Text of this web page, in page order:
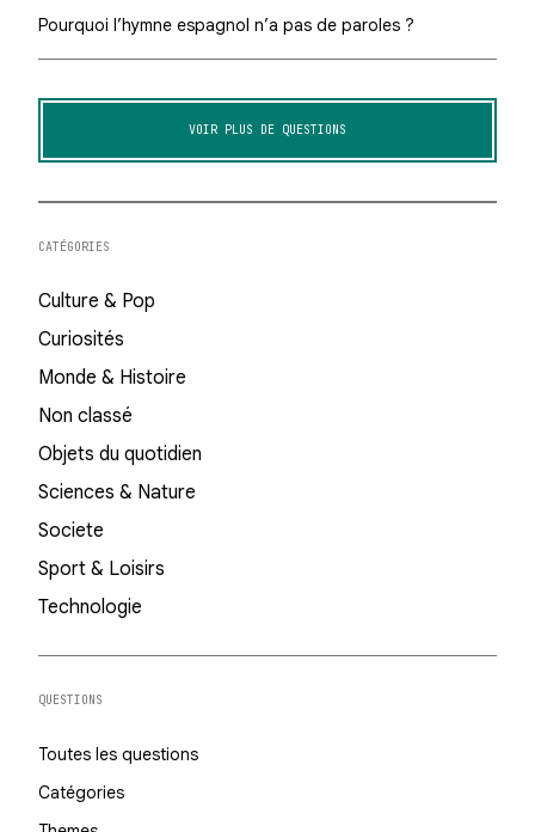
Pourquoi l’hymne espagnol n’a pas de paroles ?
VOIR PLUS DE QUESTIONS
CATÉGORIES
Culture & Pop
Curiosités
Monde & Histoire
Non classé
Objets du quotidien
Sciences & Nature
Societe
Sport & Loisirs
Technologie
QUESTIONS
Toutes les questions
Catégories